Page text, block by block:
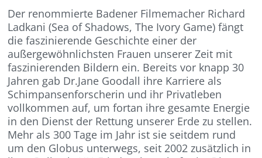
Der renommierte Badener Filmemacher Richard
Ladkani (Sea of Shadows, The Ivory Game) fängt
die faszinierende Geschichte einer der
außergewöhnlichsten Frauen unserer Zeit mit
faszinierenden Bildern ein. Bereits vor knapp 30
Jahren gab Dr.Jane Goodall ihre Karriere als
Schimpansenforscherin und ihr Privatleben
vollkommen auf, um fortan ihre gesamte Energie
in den Dienst der Rettung unserer Erde zu stellen.
Mehr als 300 Tage im Jahr ist sie seitdem rund
um den Globus unterwegs, seit 2002 zusätzlich in